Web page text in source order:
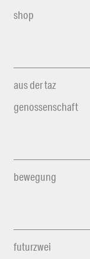
shop
aus der taz
genossenschaft
bewegung
futurzwei